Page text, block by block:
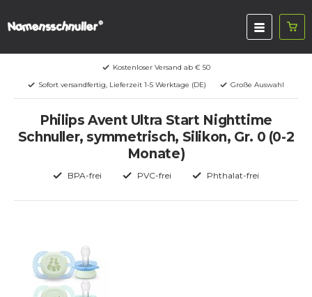
Kostenloser Versand ab € 50
Sofort versandfertig, Lieferzeit 1-5 Werktage (DE)
Große Auswahl
Philips Avent Ultra Start Nighttime
Schnuller, symmetrisch, Silikon, Gr. 0 (0-2
Monate)
BPA-frei PVC-frei Phthalat-frei